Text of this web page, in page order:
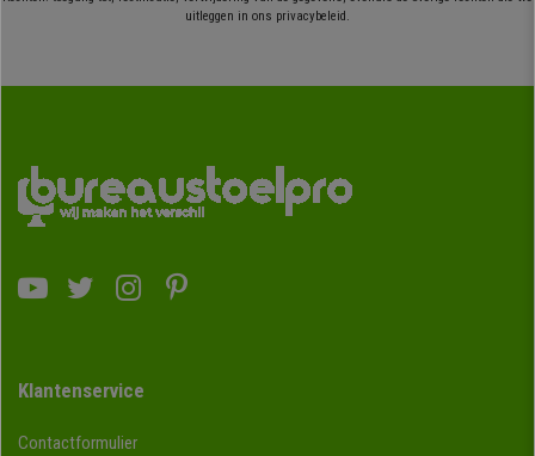
uitleggen in ons privacybeleid.
Klantenservice
Contactformulier